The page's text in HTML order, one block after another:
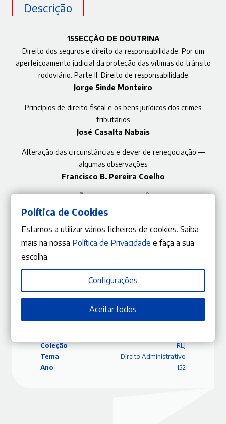
Descrição
15SECÇÃO DE DOUTRINA
Direito dos seguros e direito da responsabilidade. Por um
aperfeiçoamento judicial da proteção das vítimas do trânsito
rodoviário. Parte II: Direito de responsabilidade
Jorge Sinde Monteiro
Princípios de direito fiscal e os bens jurídicos dos crimes
tributários
José Casalta Nabais
Alteração das circunstâncias e dever de renegociação —
algumas observações
Francisco B. Pereira Coelho
SECÇÃO DE JURISPRUDÊNCIA
STJ — Acórdão de 14 de Setembro de 2017 (Acessoriedade da
António Pinto Monteiro
ISBN
9770870848378
Edição
Novembro – Dezembro 2022
Coleção
RLJ
Tema
Direito Administrativo
Ano
152
Política de Cookies
Estamos a utilizar vários ficheiros de cookies. Saiba
mais na nossa Política de Privacidade e faça a sua
escolha.
Configurações
Aceitar todos